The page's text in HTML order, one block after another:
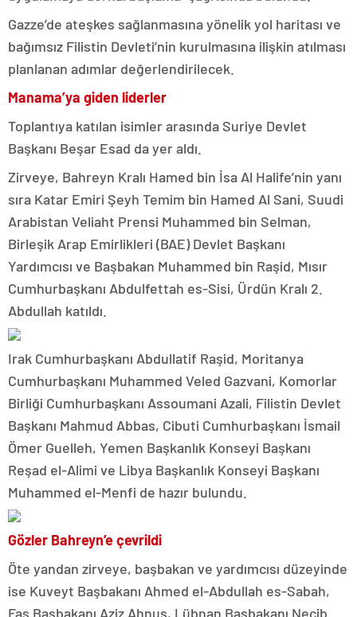
Gazze’de ateşkes sağlanmasına yönelik yol haritası ve
bağımsız Filistin Devleti’nin kurulmasına ilişkin atılması
planlanan adımlar değerlendirilecek.
Manama’ya giden liderler
Toplantıya katılan isimler arasında Suriye Devlet
Başkanı Beşar Esad da yer aldı.
Zirveye, Bahreyn Kralı Hamed bin İsa Al Halife’nin yanı
sıra Katar Emiri Şeyh Temim bin Hamed Al Sani, Suudi
Arabistan Veliaht Prensi Muhammed bin Selman,
Birleşik Arap Emirlikleri (BAE) Devlet Başkanı
Yardımcısı ve Başbakan Muhammed bin Raşid, Mısır
Cumhurbaşkanı Abdulfettah es-Sisi, Ürdün Kralı 2.
Abdullah katıldı.
Irak Cumhurbaşkanı Abdullatif Raşid, Moritanya
Cumhurbaşkanı Muhammed Veled Gazvani, Komorlar
Birliği Cumhurbaşkanı Assoumani Azali, Filistin Devlet
Başkanı Mahmud Abbas, Cibuti Cumhurbaşkanı İsmail
Ömer Guelleh, Yemen Başkanlık Konseyi Başkanı
Reşad el-Alimi ve Libya Başkanlık Konseyi Başkanı
Muhammed el-Menfi de hazır bulundu.
Gözler Bahreyn’e çevrildi
Öte yandan zirveye, başbakan ve yardımcısı düzeyinde
ise Kuveyt Başbakanı Ahmed el-Abdullah es-Sabah,
Fas Başbakanı Aziz Ahnuş, Lübnan Başbakanı Necib